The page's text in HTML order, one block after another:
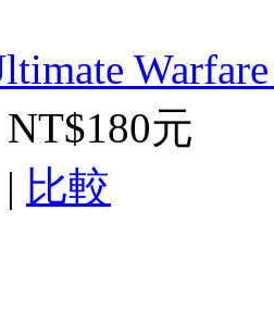
NT$180元
| 比較